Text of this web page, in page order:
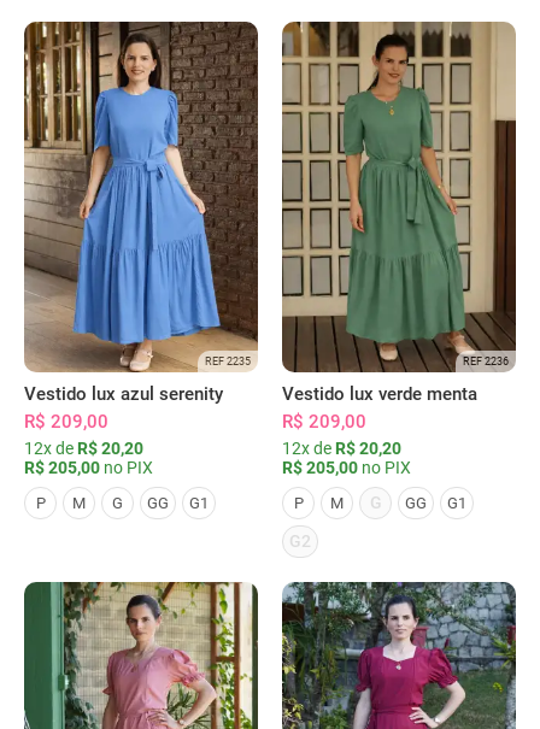
REF 2235
Vestido lux azul serenity
R$ 209,00
12x de R$ 20,20
R$ 205,00 no PIX
P M G GG G1
REF 2236
Vestido lux verde menta
R$ 209,00
12x de R$ 20,20
R$ 205,00 no PIX
P M G GG G1
G2